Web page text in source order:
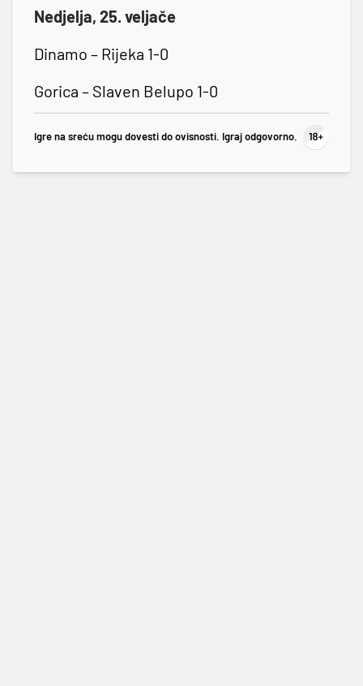
Nedjelja, 25. veljače
Dinamo – Rijeka 1-0
Gorica – Slaven Belupo 1-0
Igre na sreću mogu dovesti do ovisnosti. Igraj odgovorno.